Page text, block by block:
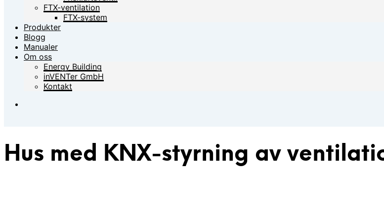
FTX-ventilation
FTX-system
Produkter
Blogg
Manualer
Om oss
Energy Building
inVENTer GmbH
Kontakt
Hus med KNX-styrning av